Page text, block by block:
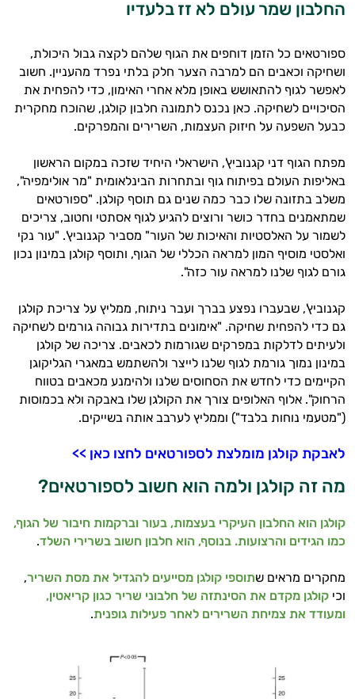
החלבון שמר עולם לא זז בלעדיו
ספורטאים כל הזמן דוחפים את הגוף שלהם לקצה גבול היכולת,
ושחיקה וכאבים הם למרבה הצער חלק בלתי נפרד מהעניין. חשוב
לאפשר לגוף להתאושש באופן מלא אחרי האימון, כדי להפחית את
הסיכויים לשחיקה. כאן נכנס לתמונה חלבון קולגן, שהוכח מחקרית
כבעל השפעה על חיזוק העצמות, השרירים והמפרקים.
מפתח הגוף דני קגנוביץ', הישראלי היחיד שזכה במקום הראשון
באליפות העולם בפיתוח גוף ובתחרות הבינלאומית "מר אולימפיה",
משלב בתזונה שלו כבר כמה שנים גם תוסף קולגן. "ספורטאים
שמתאמנים בחדר כושר ורוצים להגיע לגוף אסתטי וחטוב, צריכים
לשמור על האלסטיות והאיכות של העור" מסביר קגנוביץ'. "עור נקי
ואלסטי מוסיף המון למראה הכללי של הגוף, ותוסף קולגן במינון נכון
גורם לגוף שלנו למראה עור כזה".
קגנוביץ', שבעברו נפצע בברך ועבר ניתוח, ממליץ על צריכת קולגן
גם כדי להפחית שחיקה. "אימונים בתדירות גבוהה גורמים לשחיקה
ולעיתים לדלקות במפרקים שגורמות לכאבים. צריכה של קולגן
במינון נמוך גורמת לגוף שלנו לייצר ולהשתמש במאגרי הגליקוגן
הקיימים כדי לחדש את הסחוסים שלנו ולהימנע מכאבים בטווח
הרחוק". אלוף האלופים צורך את הקולגן שלו באבקה ולא בכמוסות
("מטעמי נוחות בלבד") וממליץ לערבב אותה בשייקים.
לאבקת קולגן מומלצת לספורטאים לחצו כאן >>
מה זה קולגן ולמה הוא חשוב לספורטאים?
קולגן הוא החלבון העיקרי בעצמות, בעור וברקמות חיבור של הגוף,
כמו הגידים והרצועות. בנוסף, הוא חלבון חשוב בשרירי השלד.
מחקרים מראים שתוספי קולגן מסייעים להגדיל את מסת השריר,
וכי קולגן מקדם את הסינתזה של חלבוני שריר כגון קריאטין,
ומעודד את צמיחת השרירים לאחר פעילות גופנית.